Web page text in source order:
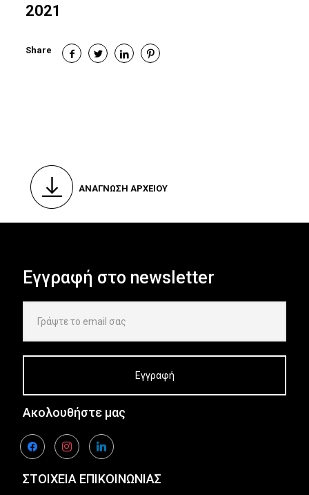
2021
Share
ΑΝΑΓΝΩΣΗ ΑΡΧΕΙΟΥ
Εγγραφή στο newsletter
Ακολουθήστε μας
facebookinstagramlinkedin
ΣΤΟΙΧΕΙΑ ΕΠΙΚΟΙΝΩΝΙΑΣ